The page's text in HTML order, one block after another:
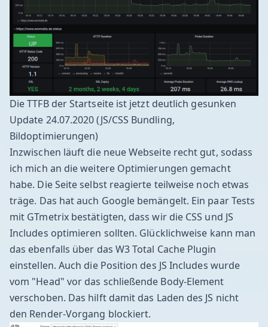
Die TTFB der Startseite ist jetzt deutlich gesunken
Update 24.07.2020 (JS/CSS Bundling,
Bildoptimierungen)
Inzwischen läuft die neue Webseite recht gut, sodass
ich mich an die weitere Optimierungen gemacht
habe. Die Seite selbst reagierte teilweise noch etwas
träge. Das hat auch Google bemängelt. Ein paar Tests
mit GTmetrixbestätigten, dass wir die CSS und JS
Includes optimieren sollten. Glücklichweise kann man
das ebenfalls über das W3 Total Cache Plugin
einstellen. Auch die Position des JS Includes wurde
vom "Head" vor das schließende Body-Element
verschoben. Das hilft damit das Laden des JS nicht
den Render-Vorgang blockiert.